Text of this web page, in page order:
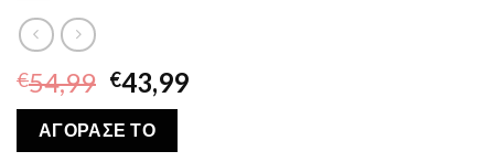
€54,99 Original
price
was:
€43,99Η
ΑΓΟΡΑΣΕ ΤΟ